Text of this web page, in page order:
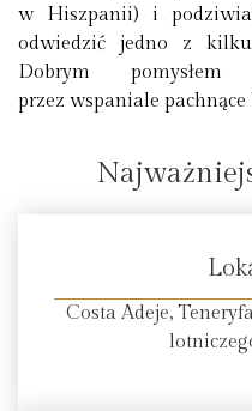
w Hiszpanii) i
odwiedzić jedno z
Dobrym
przez wspaniale
Costa Adeje,